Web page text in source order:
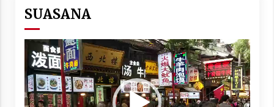
SUASANA
Video
Player